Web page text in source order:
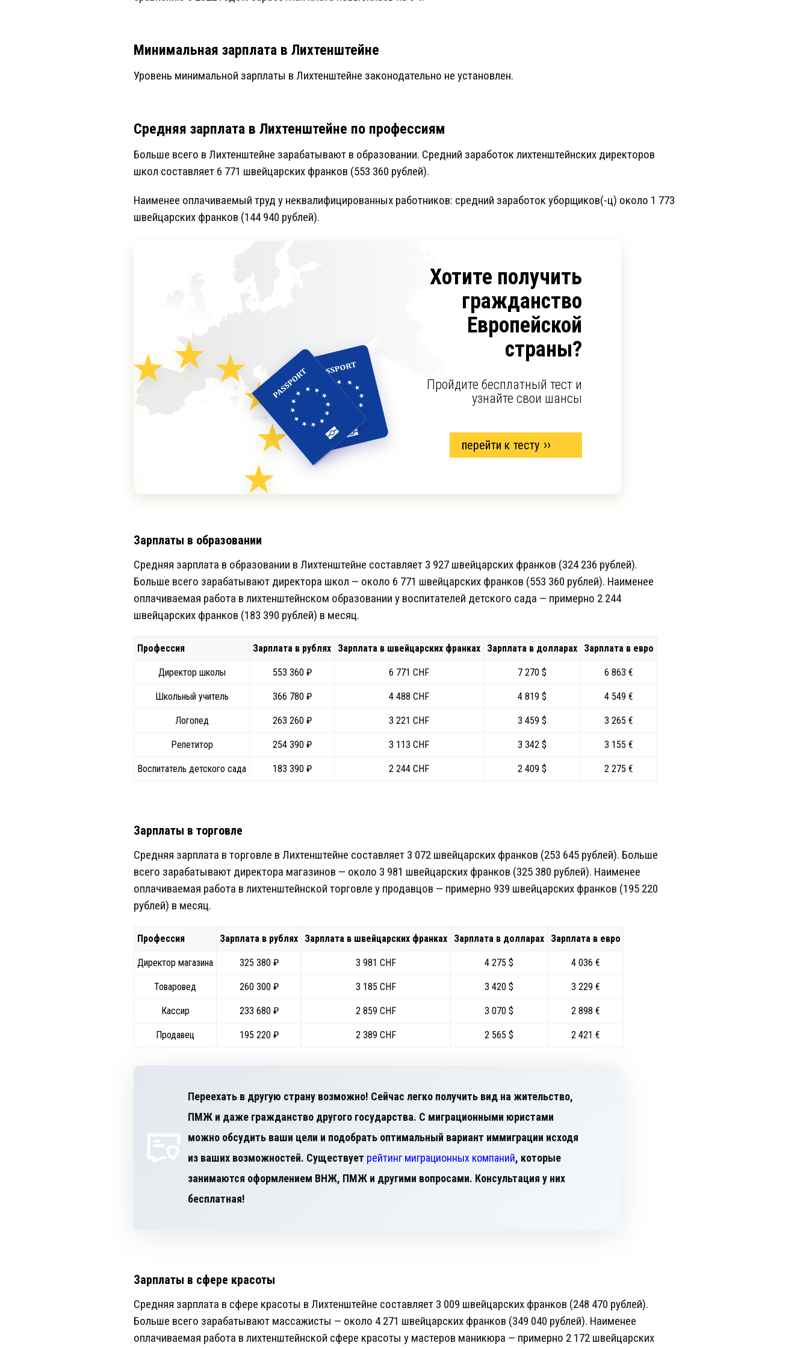
Минимальная зарплата в Лихтенштейне
Уровень минимальной зарплаты в Лихтенштейне законодательно не установлен.
Средняя зарплата в Лихтенштейне по профессиям
Больше всего в Лихтенштейне зарабатывают в образовании. Средний заработок лихтенштейнских директоров
школ составляет 6 771 швейцарских франков (553 360 рублей).
Наименее оплачиваемый труд у неквалифицированных работников: средний заработок уборщиков(-ц) около 1 773
швейцарских франков (144 940 рублей).
Хотите получить
гражданство
Европейской
страны?
Пройдите бесплатный тест и
узнайте свои шансы
перейти к тесту
Зарплаты в образовании
Средняя зарплата в образовании в Лихтенштейне составляет 3 927 швейцарских франков (324 236 рублей).
Больше всего зарабатывают директора школ — около 6 771 швейцарских франков (553 360 рублей). Наименее
оплачиваемая работа в лихтенштейнском образовании у воспитателей детского сада — примерно 2 244
швейцарских франков (183 390 рублей) в месяц.
Профессия Зарплата в рублях Зарплата в швейцарских франках Зарплата в долларах Зарплата в евро
Директор школы 553 360 ₽ 6 771 CHF 7 270 $ 6 863 €
Школьный учитель 366 780 ₽ 4 488 CHF 4 819 $ 4 549 €
Логопед 263 260 ₽ 3 221 CHF 3 459 $ 3 265 €
Репетитор 254 390 ₽ 3 113 CHF 3 342 $ 3 155 €
Воспитатель детского сада 183 390 ₽ 2 244 CHF 2 409 $ 2 275 €
Зарплаты в торговле
Средняя зарплата в торговле в Лихтенштейне составляет 3 072 швейцарских франков (253 645 рублей). Больше
всего зарабатывают директора магазинов — около 3 981 швейцарских франков (325 380 рублей). Наименее
оплачиваемая работа в лихтенштейнской торговле у продавцов — примерно 939 швейцарских франков (195 220
рублей) в месяц.
Профессия Зарплата в рублях Зарплата в швейцарских франках Зарплата в долларах Зарплата в евро
Директор магазина 325 380 ₽ 3 981 CHF 4 275 $ 4 036 €
Товаровед 260 300 ₽ 3 185 CHF 3 420 $ 3 229 €
Кассир 233 680 ₽ 2 859 CHF 3 070 $ 2 898 €
Продавец 195 220 ₽ 2 389 CHF 2 565 $ 2 421 €
Переехать в другую страну возможно! Сейчас легко получить вид на жительство,
ПМЖ и даже гражданство другого государства. С миграционными юристами
можно обсудить ваши цели и подобрать оптимальный вариант иммиграции исходя
из ваших возможностей. Существует рейтинг миграционных компаний, которые
занимаются оформлением ВНЖ, ПМЖ и другими вопросами. Консультация у них
бесплатная!
Зарплаты в сфере красоты
Средняя зарплата в сфере красоты в Лихтенштейне составляет 3 009 швейцарских франков (248 470 рублей).
Больше всего зарабатывают массажисты — около 4 271 швейцарских франков (349 040 рублей). Наименее
оплачиваемая работа в лихтенштейнской сфере красоты у мастеров маникюра — примерно 2 172 швейцарских